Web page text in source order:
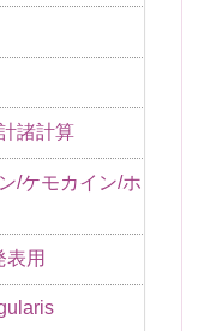
諸計算
/ケモカイン/ホ
表用